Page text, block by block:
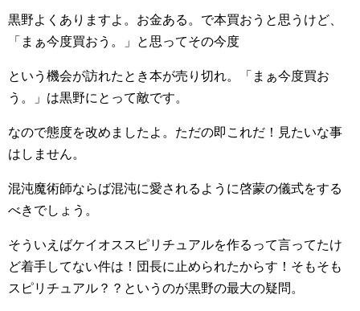
黒野よくありますよ。お金ある。で本買おうと思うけど、
「まぁ今度買おう。」と思ってその今度
という機会が訪れたとき本が売り切れ。「まぁ今度買お
う。」は黒野にとって敵です。
なので態度を改めましたよ。ただの即これだ！見たいな事
はしません。
混沌魔術師ならば混沌に愛されるように啓蒙の儀式をする
べきでしょう。
そういえばケイオススピリチュアルを作るって言ってたけ
ど着手してない件は！団長に止められたからす！そもそも
スピリチュアル？？というのが黒野の最大の疑問。